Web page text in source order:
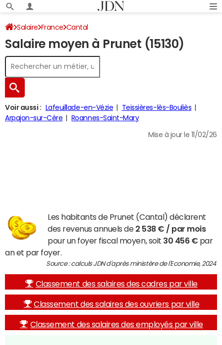
Salaire France Cantal
Salaire moyen à Prunet (15130)
Voir aussi : Lafeuillade-en-Vézie
Teissières-lès-Bouliès
Arpajon-sur-Cère
Roannes-Saint-Mary
Mise à jour le 11/02/26
Les habitants de Prunet (Cantal) déclarent
des revenus annuels de 2 538 € / par mois
pour un foyer fiscal moyen, soit 30 456 € par
an et par foyer.
Source : calculs JDN d'après ministère de l'Economie, 2024
Classement des salaires des cadres par ville
Classement des salaires des ouvriers par ville
Classement des salaires des employés par ville